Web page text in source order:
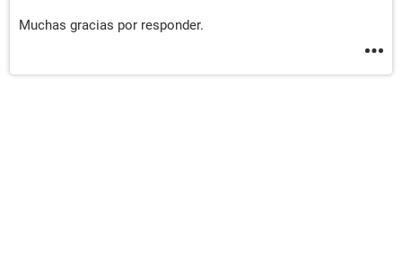
Muchas gracias por responder.